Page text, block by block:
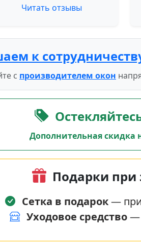
Читать отзывы
к
с производителем окон
Дополнительная скидка
Подарки при
Сетка в подарок— при
Уходовое средство—